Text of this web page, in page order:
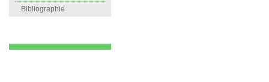
Bibliographie